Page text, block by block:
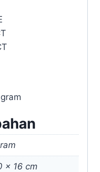
× 16 cm